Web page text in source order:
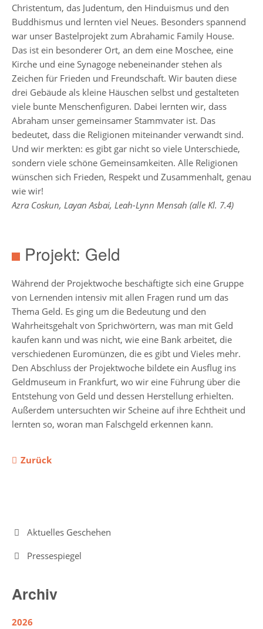
Sekretariat
Lehrerkollegium
Schulgesundheitsfachkraft
Jahrgänge
Jahrgang
5
Jahrgang
7
8
Jahrgang
9
Jahrgang
10
Intensivklasse
Elternvertretung
Schülervertretung
Vertrauenslehrer/in
So
wir
Christentum, das Judentum, den Hinduismus und den
Buddhismus und lernten viel Neues. Besonders spannend
war unser Bastelprojekt zum Abrahamic Family House.
Das ist ein besonderer Ort, an dem eine Moschee, eine
Kirche und eine Synagoge nebeneinander stehen als
Zeichen für Frieden und Freundschaft. Wir bauten diese
drei Gebäude als kleine Häuschen selbst und gestalteten
viele bunte Menschenfiguren. Dabei lernten wir, dass
Abraham unser gemeinsamer Stammvater ist. Das
bedeutet, dass die Religionen miteinander verwandt sind.
Und wir merkten: es gibt gar nicht so viele Unterschiede,
sondern viele schöne Gemeinsamkeiten. Alle Religionen
wünschen sich Frieden, Respekt und Zusammenhalt, genau
wie wir!
Azra Coskun, Layan Asbai, Leah-Lynn Mensah (alle Kl. 7.4)
Projekt: Geld
Während der Projektwoche beschäftigte sich eine Gruppe
von Lernenden intensiv mit allen Fragen rund um das
Thema Geld. Es ging um die Bedeutung und den
Wahrheitsgehalt von Sprichwörtern, was man mit Geld
kaufen kann und was nicht, wie eine Bank arbeitet, die
verschiedenen Euromünzen, die es gibt und Vieles mehr.
Den Abschluss der Projektwoche bildete ein Ausflug ins
Geldmuseum in Frankfurt, wo wir eine Führung über die
Entstehung von Geld und dessen Herstellung erhielten.
Außerdem untersuchten wir Scheine auf ihre Echtheit und
lernten so, woran man Falschgeld erkennen kann.
Zurück
NavigationAktuelles Geschehen
Pressespiegel
Archiv
2026